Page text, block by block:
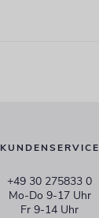
KUNDENSERVICE
+49 30 275833 0
Mo-Do 9-17 Uhr
Fr 9-14 Uhr